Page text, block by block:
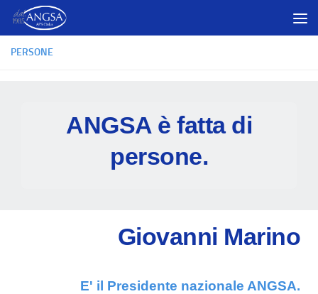
Salta al contenuto
PERSONE
ANGSA è fatta di
persone.​
Giovanni Marino
E' il Presidente nazionale ANGSA.